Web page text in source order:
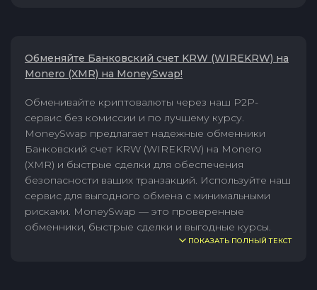
Обменяйте Банковский счет KRW (WIREKRW) на
Monero (XMR) на MoneySwap!
Обменивайте криптовалюты через наш P2P-
сервис без комиссии и по лучшему курсу.
MoneySwap предлагает надежные обменники
Банковский счет KRW (WIREKRW) на Monero
(XMR) и быстрые сделки для обеспечения
безопасности ваших транзакций. Используйте наш
сервис для выгодного обмена с минимальными
рисками. MoneySwap — это проверенные
обменники, быстрые сделки и выгодные курсы.
ПОКАЗАТЬ ПОЛНЫЙ ТЕКСТ